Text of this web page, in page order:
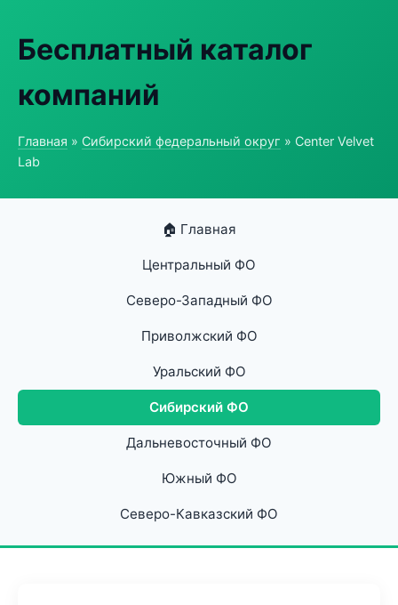
Бесплатный каталог
компаний
Главная » Сибирский федеральный округ » Center Velvet
Lab
🏠 Главная
Центральный ФО
Северо-Западный ФО
Приволжский ФО
Уральский ФО
Сибирский ФО
Дальневосточный ФО
Южный ФО
Северо-Кавказский ФО